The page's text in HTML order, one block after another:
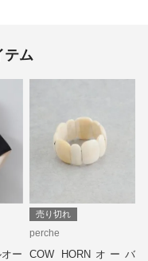
テム
ー
売り切れ
perche
COW HORNオーバ